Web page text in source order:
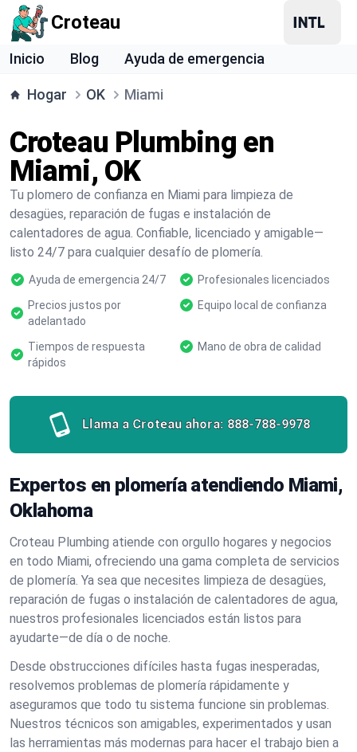
Croteau
Inicio Blog Ayuda de emergencia
Hogar OK Miami
Croteau Plumbing en
Miami, OK
Tu plomero de confianza en Miami para limpieza de
desagües, reparación de fugas e instalación de
calentadores de agua. Confiable, licenciado y amigable—
listo 24/7 para cualquier desafío de plomería.
Ayuda de emergencia 24/7
Profesionales licenciados
Precios justos por
adelantado
Equipo local de confianza
Tiempos de respuesta
rápidos
Mano de obra de calidad
Llama a Croteau ahora: 888-788-9978
Expertos en plomería atendiendo Miami,
Oklahoma
Croteau Plumbing atiende con orgullo hogares y negocios
en todo Miami, ofreciendo una gama completa de servicios
de plomería. Ya sea que necesites limpieza de desagües,
reparación de fugas o instalación de calentadores de agua,
nuestros profesionales licenciados están listos para
ayudarte—de día o de noche.
Desde obstrucciones difíciles hasta fugas inesperadas,
resolvemos problemas de plomería rápidamente y
aseguramos que todo tu sistema funcione sin problemas.
Nuestros técnicos son amigables, experimentados y usan
las herramientas más modernas para hacer el trabajo bien a